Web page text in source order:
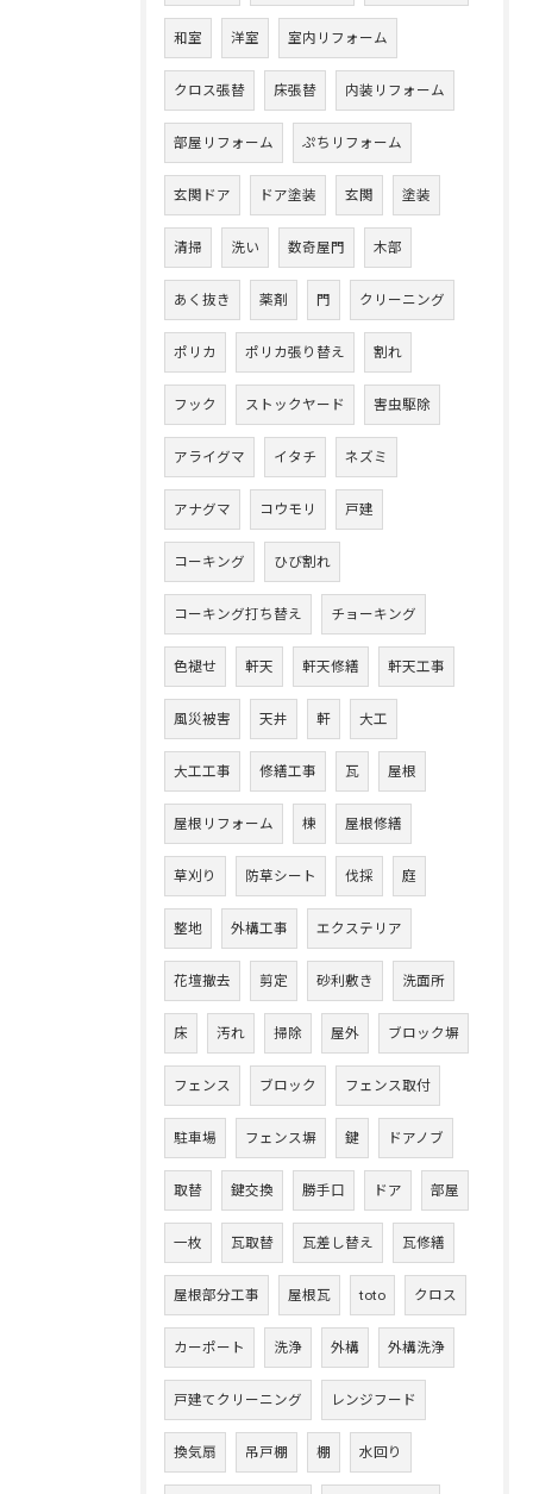
和室 洋室 室内リフォーム
クロス張替 床張替 内装リフォーム
部屋リフォーム ぷちリフォーム
玄関ドア ドア塗装 玄関 塗装
清掃 洗い 数奇屋門 木部
あく抜き 薬剤 門 クリーニング
ポリカ ポリカ張り替え 割れ
フック ストックヤード 害虫駆除
アライグマ イタチ ネズミ
アナグマ コウモリ 戸建
コーキング ひび割れ
コーキング打ち替え チョーキング
色褪せ 軒天 軒天修繕 軒天工事
風災被害 天井 軒 大工
大工工事 修繕工事 瓦 屋根
屋根リフォーム 棟 屋根修繕
草刈り 防草シート 伐採 庭
整地 外構工事 エクステリア
花壇撤去 剪定 砂利敷き 洗面所
床 汚れ 掃除 屋外 ブロック塀
フェンス ブロック フェンス取付
駐車場 フェンス塀 鍵 ドアノブ
取替 鍵交換 勝手口 ドア 部屋
一枚 瓦取替 瓦差し替え 瓦修繕
屋根部分工事 屋根瓦 toto クロス
カーポート 洗浄 外構 外構洗浄
戸建てクリーニング レンジフード
換気扇 吊戸棚 棚 水回り